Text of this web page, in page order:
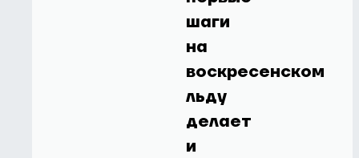
шаги
на
воскресенском
льду
делает
и